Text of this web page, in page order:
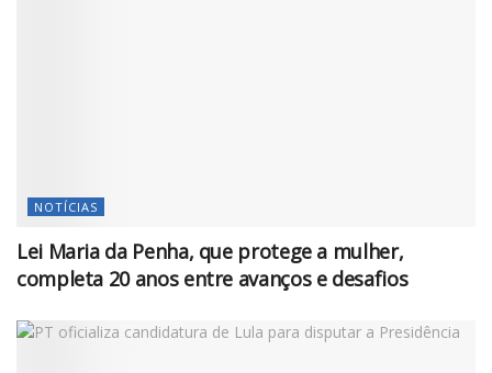
NOTÍCIAS
Lei Maria da Penha, que protege a mulher,
completa 20 anos entre avanços e desafios